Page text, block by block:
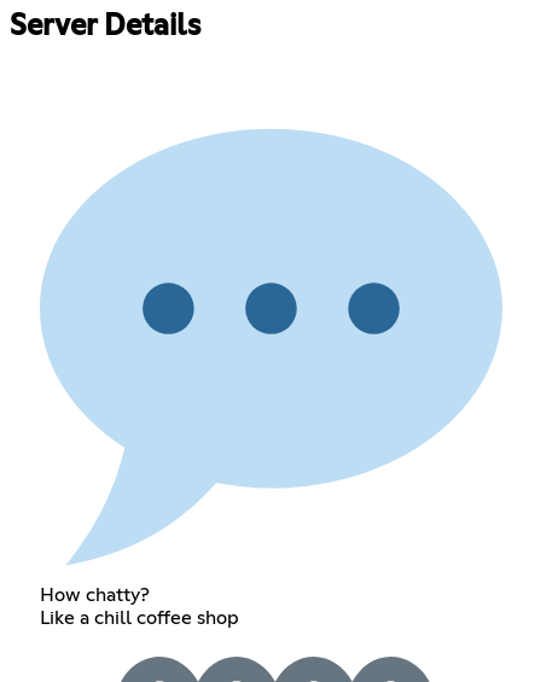
Server Details
How chatty?
Like a chill coffee shop